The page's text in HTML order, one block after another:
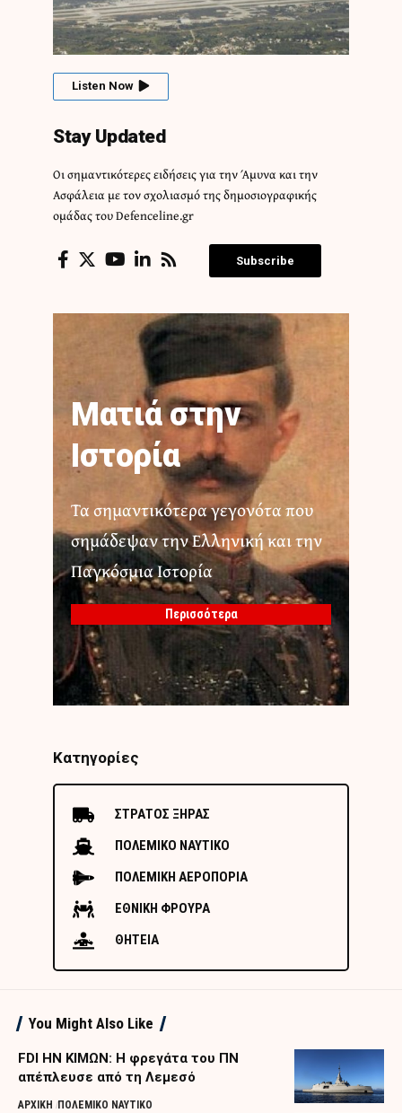
Listen Now
Stay Updated
Οι σημαντικότερες ειδήσεις για την Άμυνα και την
Ασφάλεια με τον σχολιασμό της δημοσιογραφικής
ομάδας του Defenceline.gr
Subscribe
Ματιά στην
Ιστορία
Τα σημαντικότερα γεγονότα που
σημάδεψαν την Ελληνική και την
Παγκόσμια Ιστορία
Περισσότερα
Κατηγορίες
ΣΤΡΑΤΟΣ ΞΗΡΑΣ
ΠΟΛΕΜΙΚΟ ΝΑΥΤΙΚΟ
ΠΟΛΕΜΙΚΗ ΑΕΡΟΠΟΡΙΑ
ΕΘΝΙΚΗ ΦΡΟΥΡΑ
ΘΗΤΕΙΑ
You Might Also Like
FDI HN ΚΙΜΩΝ: Η φρεγάτα του ΠΝ
απέπλευσε από τη Λεμεσό
ΑΡΧΙΚΗ ΠΟΛΕΜΙΚΟ ΝΑΥΤΙΚΟ